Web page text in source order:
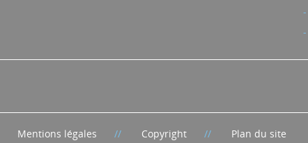
Mentions légales Copyright Plan du site